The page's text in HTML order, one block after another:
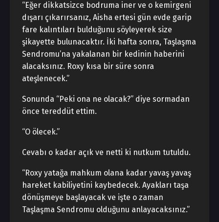
“Eğer dikkatsizce bodruma iner ve o kemirgeni
dışarı çıkarırsanız, Aisha ertesi gün evde garip
fare kalıntıları bulduğunu söyleyerek size
şikayette bulunacaktır. İki hafta sonra, Taşlaşma
Sendromu’na yakalanan bir kedinin haberini
alacaksınız. Roxy kısa bir süre sonra
ateşlenecek.”
Sonunda “Peki ona ne olacak?” diye sormadan
önce tereddüt ettim.
“O ölecek.”
Cevabı o kadar açık ve netti ki nutkum tutuldu.
“Roxy yatağa mahkum olana kadar yavaş yavaş
hareket kabiliyetini kaybedecek. Ayakları taşa
dönüşmeye başlayacak ve işte o zaman
Taşlaşma Sendromu olduğunu anlayacaksınız.”